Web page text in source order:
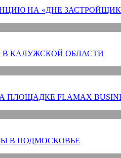
НА «ДНЕ
В КАЛУЖСКОЙ ОБЛАСТИ
FLAMAX
В ПОДМОСКОВЬЕ